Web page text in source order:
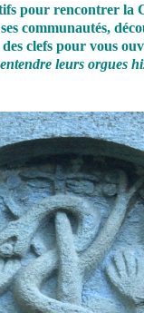
pour rencontrer la
communautés,
clefs pour vous
entendre leurs orgues